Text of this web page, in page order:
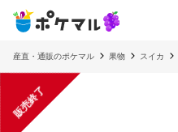
産直・通販のポケマル 果物 スイカ
販売終了